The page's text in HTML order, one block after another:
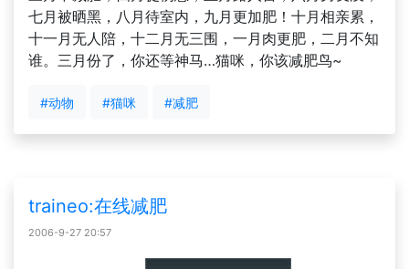
七月被晒黑，八月待室内，九月更加肥！十月相亲累，
十一月无人陪，十二月无三围，一月肉更肥，二月不知
谁。三月份了，你还等神马…猫咪，你该减肥鸟~
#动物 #猫咪 #减肥
traineo:在线减肥
2006-9-27 20:57